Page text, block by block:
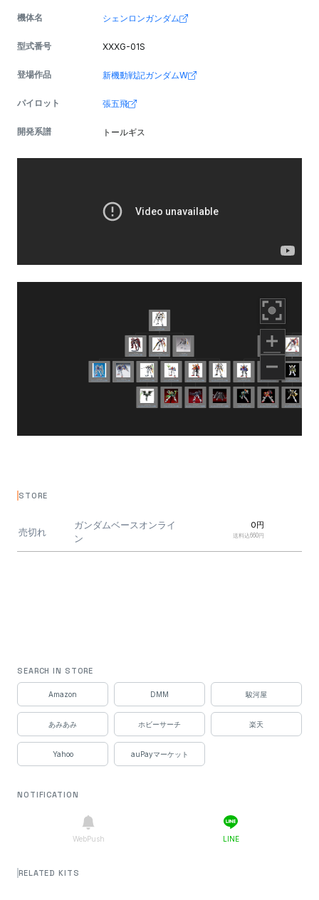
機体名 シェンロンガンダム
型式番号 XXXG-01S
登場作品 新機動戦記ガンダムW
パイロット 張五飛
開発系譜 トールギス
STORE
売切れ
ガンダムベースオンライ
ン
0円
送料込660円
SEARCH IN STORE
Amazon DMM 駿河屋
あみあみ ホビーサーチ 楽天
Yahoo auPayマーケット
NOTIFICATION
WebPush LINE
RELATED KITS